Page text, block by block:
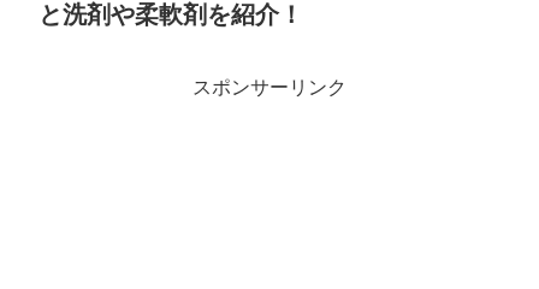
と洗剤や柔軟剤を紹介！
スポンサーリンク